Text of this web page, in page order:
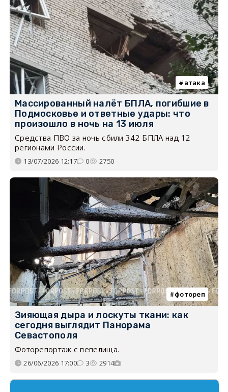
атака
Массированный налёт БПЛА, погибшие в
Подмосковье и ответные удары: что
произошло в ночь на 13 июля
Средства ПВО за ночь сбили 342 БПЛА над 12
регионами России.
13/07/2026 12:17 0 2750
фотореп
Зияющая дыра и лоскуты ткани: как
сегодня выглядит Панорама
Севастополя
Фоторепортаж с пепелища.
26/06/2026 17:00 3 2914